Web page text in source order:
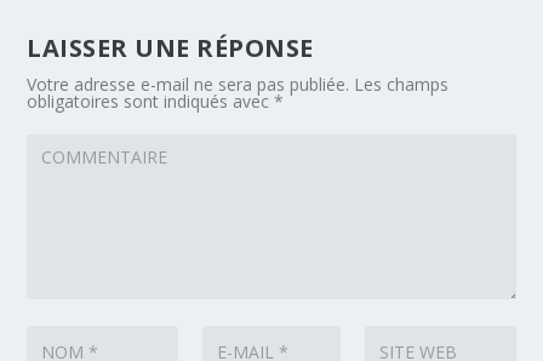
LAISSER UNE RÉPONSE
Votre adresse e-mail ne sera pas publiée. Les champs
obligatoires sont indiqués avec*